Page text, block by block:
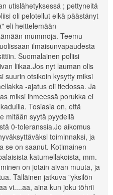
utislähetyksessä ; pettyneitä
oli pelotellut eikä päästänyt
eli heittelemään
mummoja. Teemu
ilmaisunvapaudesta
Suomalainen poliisi
liikaa.Jos nyt lauman olis
suurin otsikoin kysytty miksi
-ajatus oli tiedossa. Ja
miksi ihmeessä porukka ei
Tosiasia on, että
mitään syytä pyydellä
0-toleranssia.Jo aikomus
toiminnaksi, ja
se on saanut. Kotimainen
katumellakoista, mm.
on jotain aivan muuta, ja
Tälläinen jatkuva "yksilön
vi....aa, aina kun joku töhrii